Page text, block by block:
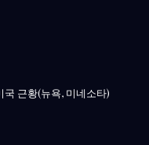
근황(뉴욕, 미네소타)